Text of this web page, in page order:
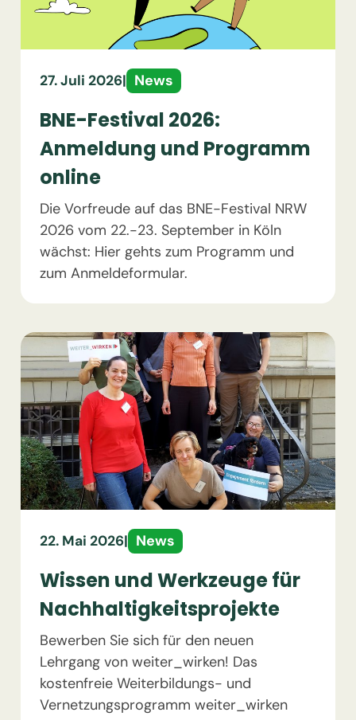
27. Juli 2026| News
BNE-Festival 2026:
Anmeldung und Programm
online
Die Vorfreude auf das BNE-Festival NRW
2026 vom 22.-23. September in Köln
wächst: Hier gehts zum Programm und
zum Anmeldeformular.
22. Mai 2026| News
Wissen und Werkzeuge für
Nachhaltigkeitsprojekte
Bewerben Sie sich für den neuen
Lehrgang von weiter_wirken! Das
kostenfreie Weiterbildungs- und
Vernetzungsprogramm weiter_wirken